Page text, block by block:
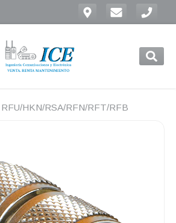
RFU/HKN/RSA/RFN/RFT/RFB